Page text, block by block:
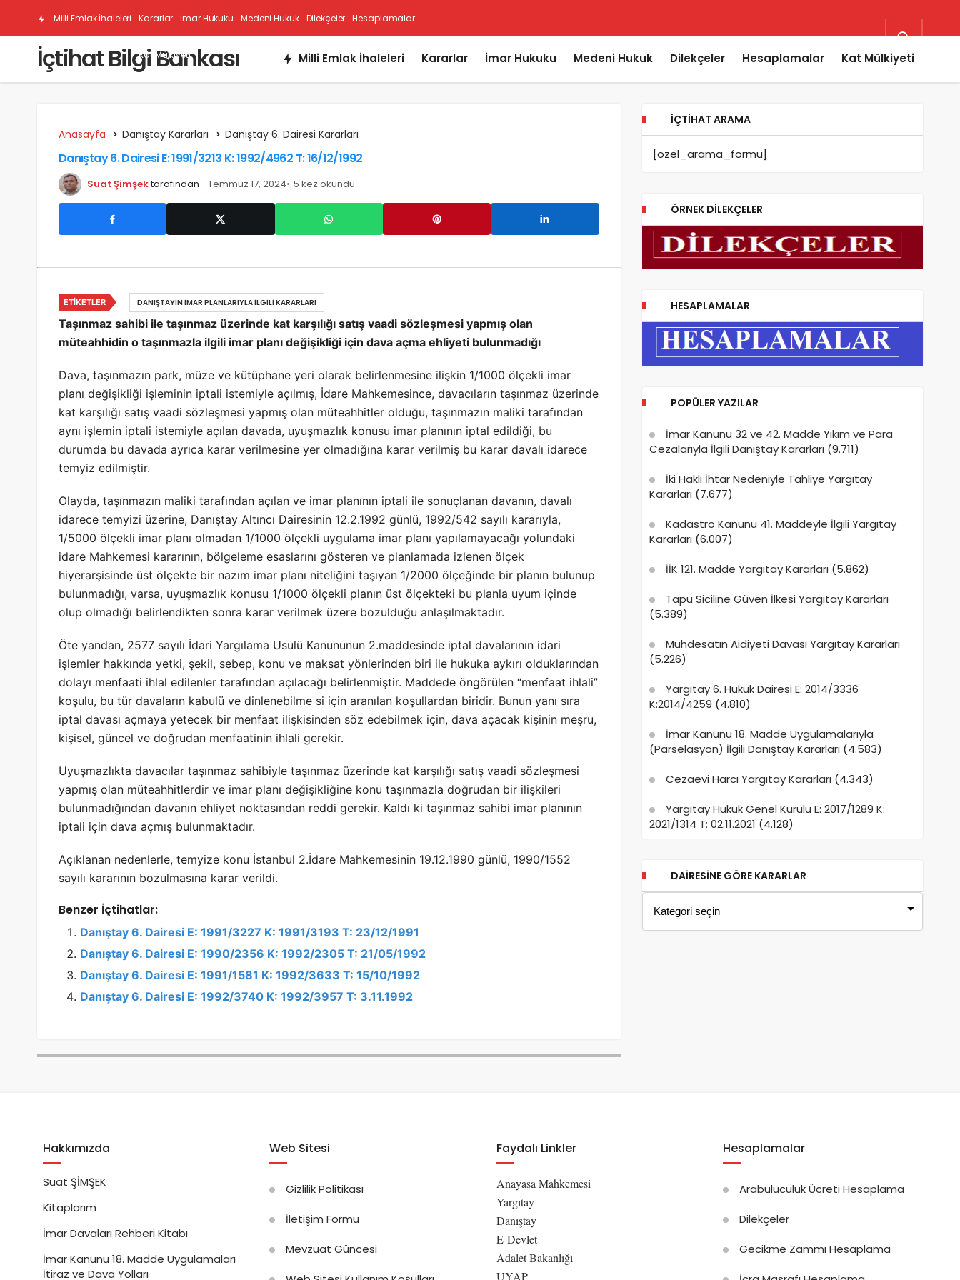
Milli Emlak İhaleleri Kararlar İmar Hukuku Medeni Hukuk Dilekçeler Hesaplamalar
Kat Mülkiyeti
İçtihat Bilgi Bankası Milli Emlak İhaleleri Kararlar İmar Hukuku Medeni Hukuk Dilekçeler Hesaplamalar Kat Mülkiyeti
Anasayfa Danıştay Kararları Danıştay 6. Dairesi Kararları
Danıştay 6. Dairesi E: 1991/3213 K: 1992/4962 T: 16/12/1992
Suat Şimşektarafından Temmuz 17, 2024 5 kez okundu
Taşınmaz sahibi ile taşınmaz üzerinde kat karşılığı satış vaadi sözleşmesi yapmış olan
müteahhidin o taşınmazla ilgili imar planı değişikliği için dava açma ehliyeti bulunmadığı
Dava, taşınmazın park, müze ve kütüphane yeri olarak belirlenmesine ilişkin 1/1000 ölçekli imar
planı değişikliği işleminin iptali istemiyle açılmış, İdare Mahkemesince, davacıların taşınmaz üzerinde
kat karşılığı satış vaadi sözleşmesi yapmış olan müteahhitler olduğu, taşınmazın maliki tarafından
aynı işlemin iptali istemiyle açılan davada, uyuşmazlık konusu imar planının iptal edildiği, bu
durumda bu davada ayrıca karar verilmesine yer olmadığına karar verilmiş bu karar davalı idarece
temyiz edilmiştir.
Olayda, taşınmazın maliki tarafından açılan ve imar planının iptali ile sonuçlanan davanın, davalı
idarece temyizi üzerine, Danıştay Altıncı Dairesinin 12.2.1992 günlü, 1992/542 sayılı kararıyla,
1/5000 ölçekli imar planı olmadan 1/1000 ölçekli uygulama imar planı yapılamayacağı yolundaki
idare Mahkemesi kararının, bölgeleme esaslarını gösteren ve planlamada izlenen ölçek
hiyerarşisinde üst ölçekte bir nazım imar planı niteliğini taşıyan 1/2000 ölçeğinde bir planın bulunup
bulunmadığı, varsa, uyuşmazlık konusu 1/1000 ölçekli planın üst ölçekteki bu planla uyum içinde
olup olmadığı belirlendikten sonra karar verilmek üzere bozulduğu anlaşılmaktadır.
Öte yandan, 2577 sayılı İdari Yargılama Usulü Kanununun 2.maddesinde iptal davalarının idari
işlemler hakkında yetki, şekil, sebep, konu ve maksat yönlerinden biri ile hukuka aykırı olduklarından
dolayı menfaati ihlal edilenler tarafından açılacağı belirlenmiştir. Maddede öngörülen “menfaat ihlali”
koşulu, bu tür davaların kabulü ve dinlenebilme si için aranılan koşullardan biridir. Bunun yanı sıra
iptal davası açmaya yetecek bir menfaat ilişkisinden söz edebilmek için, dava açacak kişinin meşru,
kişisel, güncel ve doğrudan menfaatinin ihlali gerekir.
Uyuşmazlıkta davacılar taşınmaz sahibiyle taşınmaz üzerinde kat karşılığı satış vaadi sözleşmesi
yapmış olan müteahhitlerdir ve imar planı değişikliğine konu taşınmazla doğrudan bir ilişkileri
bulunmadığından davanın ehliyet noktasından reddi gerekir. Kaldı ki taşınmaz sahibi imar planının
iptali için dava açmış bulunmaktadır.
Açıklanan nedenlerle, temyize konu İstanbul 2.İdare Mahkemesinin 19.12.1990 günlü, 1990/1552
sayılı kararının bozulmasına karar verildi.
Benzer İçtihatlar:
Danıştay 6. Dairesi E: 1991/3227 K: 1991/3193 T: 23/12/1991
Danıştay 6. Dairesi E: 1990/2356 K: 1992/2305 T: 21/05/1992
Danıştay 6. Dairesi E: 1991/1581 K: 1992/3633 T: 15/10/1992
Danıştay 6. Dairesi E: 1992/3740 K: 1992/3957 T: 3.11.1992
ETIKETLER DANIŞTAYIN İMAR PLANLARIYLA İLGILI KARARLARI
İÇTIHAT ARAMA
[ozel_arama_formu]
ÖRNEK DILEKÇELER
HESAPLAMALAR
POPÜLER YAZILAR
İmar Kanunu 32 ve 42. Madde Yıkım ve Para
Cezalarıyla İlgili Danıştay Kararları (9.711)
İki Haklı İhtar Nedeniyle Tahliye Yargıtay
Kararları (7.677)
Kadastro Kanunu 41. Maddeyle İlgili Yargıtay
Kararları (6.007)
İİK 121. Madde Yargıtay Kararları (5.862)
Tapu Siciline Güven İlkesi Yargıtay Kararları
(5.389)
Muhdesatın Aidiyeti Davası Yargıtay Kararları
(5.226)
Yargıtay 6. Hukuk Dairesi E: 2014/3336
K:2014/4259 (4.810)
İmar Kanunu 18. Madde Uygulamalarıyla
(Parselasyon) İlgili Danıştay Kararları (4.583)
Cezaevi Harcı Yargıtay Kararları (4.343)
Yargıtay Hukuk Genel Kurulu E: 2017/1289 K:
2021/1314 T: 02.11.2021 (4.128)
DAIRESINE GÖRE KARARLAR
Hakkımızda
Suat ŞİMŞEK
Kitaplarım
İmar Davaları Rehberi Kitabı
İmar Kanunu 18. Madde Uygulamaları
İtiraz ve Dava Yolları
Web Sitesi
Gizlilik Politikası
İletişim Formu
Mevzuat Güncesi
Faydalı Linkler
Anayasa Mahkemesi
Yargıtay
Danıştay
E-Devlet
Adalet Bakanlığı
UYAP
Hesaplamalar
Arabuluculuk Ücreti Hesaplama
Dilekçeler
Gecikme Zammı Hesaplama